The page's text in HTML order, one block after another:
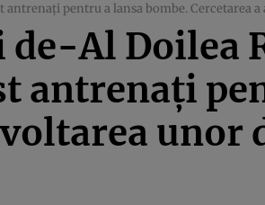
lansa bombe. Cercetarea a ajutat la dezvoltarea
Al Doilea
antrenaţi
unor